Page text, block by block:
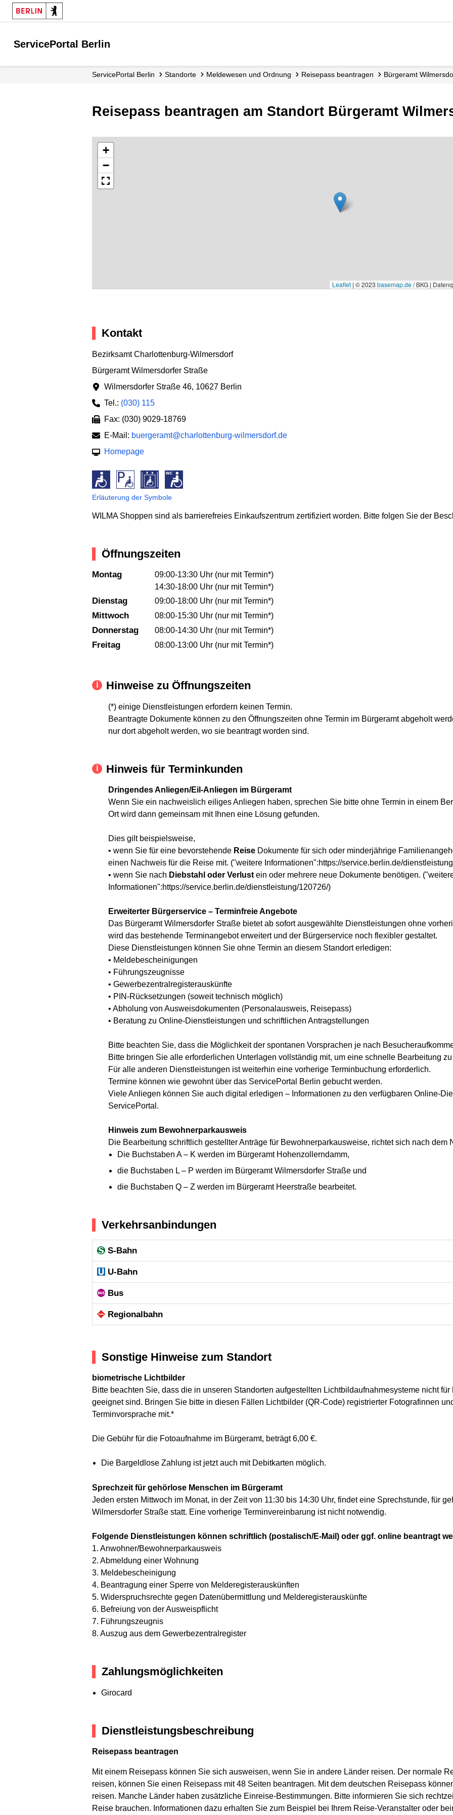
ServicePortal Berlin
ServicePortal Berlin Standorte Meldewesen und Ordnung Reisepass beantragen Bürgeramt
Reisepass beantragen am Standort Bürgeramt
+
−
Leaflet | © 2023 basemap.de/ BKG |
Kontakt
Bezirksamt Charlottenburg-Wilmersdorf
Bürgeramt Wilmersdorfer Straße
Wilmersdorfer Straße 46, 10627 Berlin
Tel.: (030) 115
Fax: (030) 9029-18769
E-Mail: buergeramt@charlottenburg-wilmersdorf.de
Homepage
Erläuterung der Symbole
WILMA Shoppen sind als barrierefreies Einkaufszentrum zertifiziert worden. Bitte folgen Sie der
Öffnungszeiten
Montag
09:00-13:30 Uhr (nur mit Termin*)
14:30-18:00 Uhr (nur mit Termin*)
Dienstag 09:00-18:00 Uhr (nur mit Termin*)
Mittwoch 08:00-15:30 Uhr (nur mit Termin*)
Donnerstag 08:00-14:30 Uhr (nur mit Termin*)
Freitag 08:00-13:00 Uhr (nur mit Termin*)
Hinweise zu Öffnungszeiten
(*) einige Dienstleistungen erfordern keinen Termin.
Beantragte Dokumente können zu den Öffnungszeiten ohne Termin im Bürgeramt abgeholt
nur dort abgeholt werden, wo sie beantragt worden sind.
Hinweis für Terminkunden
Dringendes Anliegen/Eil-Anliegen im Bürgeramt
Wenn Sie ein nachweislich eiliges Anliegen haben, sprechen Sie bitte ohne Termin in einem
Ort wird dann gemeinsam mit Ihnen eine Lösung gefunden.
Dies gilt beispielsweise,
• wenn Sie für eine bevorstehende Reise Dokumente für sich oder minderjährige
einen Nachweis für die Reise mit. ("weitere Informationen":https://service.berlin.de/
• wenn Sie nach Diebstahl oder Verlust ein oder mehrere neue Dokumente benötigen.
Informationen":https://service.berlin.de/dienstleistung/120726/)
Erweiterter Bürgerservice – Terminfreie Angebote
Das Bürgeramt Wilmersdorfer Straße bietet ab sofort ausgewählte Dienstleistungen ohne
wird das bestehende Terminangebot erweitert und der Bürgerservice noch flexibler gestaltet.
Diese Dienstleistungen können Sie ohne Termin an diesem Standort erledigen:
• Meldebescheinigungen
• Führungszeugnisse
• Gewerbezentralregisterauskünfte
• PIN-Rücksetzungen (soweit technisch möglich)
• Abholung von Ausweisdokumenten (Personalausweis, Reisepass)
• Beratung zu Online-Dienstleistungen und schriftlichen Antragstellungen
Bitte beachten Sie, dass die Möglichkeit der spontanen Vorsprachen je nach
Bitte bringen Sie alle erforderlichen Unterlagen vollständig mit, um eine schnelle Bearbeitung
Für alle anderen Dienstleistungen ist weiterhin eine vorherige Terminbuchung erforderlich.
Termine können wie gewohnt über das ServicePortal Berlin gebucht werden.
Viele Anliegen können Sie auch digital erledigen – Informationen zu den verfügbaren Online-
ServicePortal.
Hinweis zum Bewohnerparkausweis
Die Bearbeitung schriftlich gestellter Anträge für Bewohnerparkausweise, richtet sich nach dem
Die Buchstaben A – K werden im Bürgeramt Hohenzollerndamm,
die Buchstaben L – P werden im Bürgeramt Wilmersdorfer Straße und
die Buchstaben Q – Z werden im Bürgeramt Heerstraße bearbeitet.
Verkehrsanbindungen
S-Bahn
U-Bahn
Bus
Regional­bahn
Sonstige Hinweise zum Standort
biometrische Lichtbilder
Bitte beachten Sie, dass die in unseren Standorten aufgestellten Lichtbildaufnahmesysteme nicht
geeignet sind. Bringen Sie bitte in diesen Fällen Lichtbilder (QR-Code) registrierter Fotografinnen
Terminvorsprache mit.*
Die Gebühr für die Fotoaufnahme im Bürgeramt, beträgt 6,00 €.
Die Bargeldlose Zahlung ist jetzt auch mit Debitkarten möglich.
Sprechzeit für gehörlose Menschen im Bürgeramt
Jeden ersten Mittwoch im Monat, in der Zeit von 11:30 bis 14:30 Uhr, findet eine Sprechstunde, für
Wilmersdorfer Straße statt. Eine vorherige Terminvereinbarung ist nicht notwendig.
Folgende Dienstleistungen können schriftlich (postalisch/E-Mail) oder ggf. online beantragt
1. Anwohner/Bewohnerparkausweis
2. Abmeldung einer Wohnung
3. Meldebescheinigung
4. Beantragung einer Sperre von Melderegisterauskünften
5. Widerspruchsrechte gegen Datenübermittlung und Melderegisterauskünfte
6. Befreiung von der Ausweispflicht
7. Führungszeugnis
8. Auszug aus dem Gewerbezentralregister
Zahlungsmöglichkeiten
Girocard
Dienstleistungsbeschreibung
Reisepass beantragen
Mit einem Reisepass können Sie sich ausweisen, wenn Sie in andere Länder reisen. Der normale
reisen, können Sie einen Reisepass mit 48 Seiten beantragen. Mit dem deutschen Reisepass
reisen. Manche Länder haben zusätzliche Einreise-Bestimmungen. Bitte informieren Sie sich
Reise brauchen. Informationen dazu erhalten Sie zum Beispiel bei Ihrem Reise-Veranstalter oder